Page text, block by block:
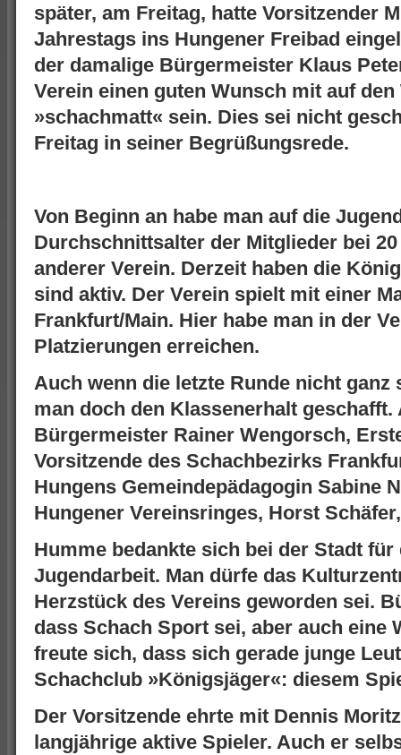
später, am Freitag, hatte Vorsitzender
Jahrestags ins Hungener Freibad
der damalige Bürgermeister Klaus
Verein einen guten Wunsch mit auf
»schachmatt« sein. Dies sei nicht
Freitag in seiner Begrüßungsrede.
Von Beginn an habe man auf die
Durchschnittsalter der Mitglieder bei
anderer Verein. Derzeit haben die
sind aktiv. Der Verein spielt mit einer
Frankfurt/Main. Hier habe man in der
Platzierungen erreichen.
Auch wenn die letzte Runde nicht ganz
man doch den Klassenerhalt
Bürgermeister Rainer Wengorsch,
Vorsitzende des Schachbezirks
Hungens Gemeindepädagogin Sabine
Hungener Vereinsringes, Horst
Humme bedankte sich bei der Stadt
Jugendarbeit. Man dürfe das
Herzstück des Vereins geworden sei.
dass Schach Sport sei, aber auch eine
freute sich, dass sich gerade junge
Schachclub »Königsjäger«: diesem
Der Vorsitzende ehrte mit Dennis
langjährige aktive Spieler. Auch er